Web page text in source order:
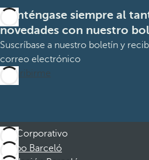
Manténgase siempre al
novedades con nuestro
Suscríbase a nuestro boletín y
correo electrónico
Suscribirme
Corporativo
Grupo Barceló